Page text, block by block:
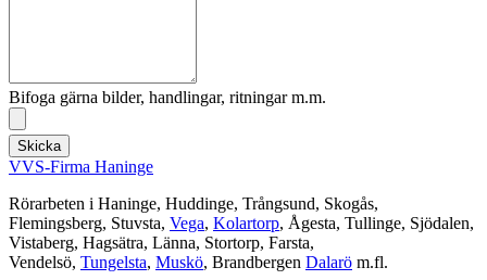
Bifoga gärna bilder, handlingar, ritningar m.m.
Skicka
VVS-Firma Haninge
Rörarbeten i Haninge, Huddinge, Trångsund, Skogås,
Flemingsberg, Stuvsta, Vega, Kolartorp, Ågesta, Tullinge, Sjödalen,
Vistaberg, Hagsätra, Länna, Stortorp, Farsta,
Vendelsö, Tungelsta, Muskö, Brandbergen Dalarö m.fl.